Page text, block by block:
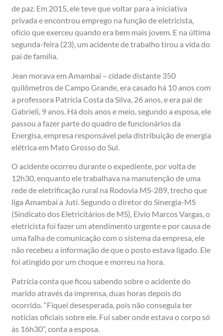
de paz. Em 2015, ele teve que voltar para a iniciativa
privada e encontrou emprego na função de eletricista,
ofício que exerceu quando era bem mais jovem. E na última
segunda-feira (23), um acidente de trabalho tirou a vida do
pai de família.
Jean morava em Amambai – cidade distante 350
quilômetros de Campo Grande, era casado há 10 anos com
a professora Patrícia Costa da Silva, 26 anos, e era pai de
Gabrieli, 9 anos. Há dois anos e meio, segundo a esposa, ele
passou a fazer parte do quadro de funcionários da
Energisa, empresa responsável pela distribuição de energia
elétrica em Mato Grosso do Sul.
O acidente ocorreu durante o expediente, por volta de
12h30, enquanto ele trabalhava na manutenção de uma
rede de eletrificação rural na Rodovia MS-289, trecho que
liga Amambai a Jutí. Segundo o diretor do Sinergia-MS
(Sindicato dos Eletricitários de MS), Elvio Marcos Vargas, o
eletricista foi fazer um atendimento urgente e por causa de
uma falha de comunicação com o sistema da empresa, ele
não recebeu a informação de que o posto estava ligado. Ele
foi atingido por um choque e morreu na hora.
Patrícia conta que ficou sabendo sobre o acidente do
marido através da imprensa, duas horas depois do
ocorrido. “Fiquei desesperada, pois não conseguia ter
notícias oficiais sobre ele. Fui saber onde estava o corpo só
às 16h30”, conta a esposa.